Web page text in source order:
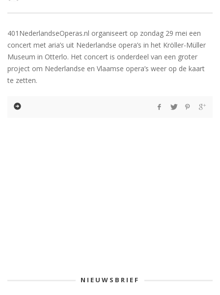
401NederlandseOperas.nl organiseert op zondag 29 mei een
concert met aria’s uit Nederlandse opera’s in het Kröller-Müller
Museum in Otterlo. Het concert is onderdeel van een groter
project om Nederlandse en Vlaamse opera’s weer op de kaart
te zetten.
NIEUWSBRIEF